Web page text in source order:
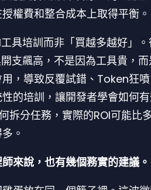
權費和整合成本上取得平衡。
具培訓而非「買越多越好」
支飆高，不是因為工具貴，
，導致反覆試錯、Token狂
的培訓，讓開發者學會如何
拆分任務，實際的ROI可能比
。
來說，也有幾個務實的建議。